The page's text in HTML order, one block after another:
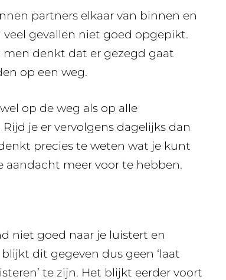
partners elkaar van binnen en
gevallen niet goed opgepikt.
denkt dat er gezegd gaat
op een weg.
op de weg als op alle
je er vervolgens dagelijks dan
precies te weten wat je kunt
aandacht meer voor te hebben.
niet goed naar je luistert en
dit gegeven dus geen ‘laat
te zijn. Het blijkt eerder voort